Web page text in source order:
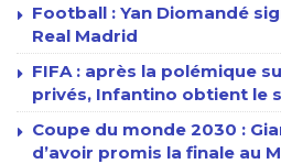
Football : Yan Diomandé
Real Madrid
FIFA : après la polémique
privés, Infantino obtient le
Coupe du monde 2030 :
d’avoir promis la finale au